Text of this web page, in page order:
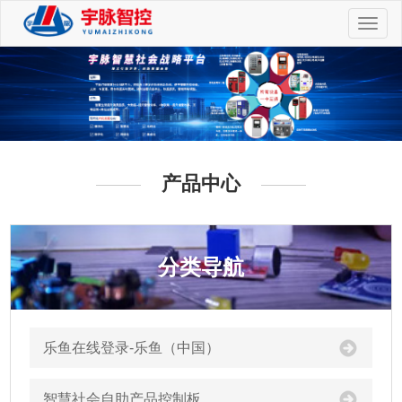
切
换
航
产品中心
分类导航
乐鱼在线登录-乐鱼（中国）
智慧社会自助产品控制板